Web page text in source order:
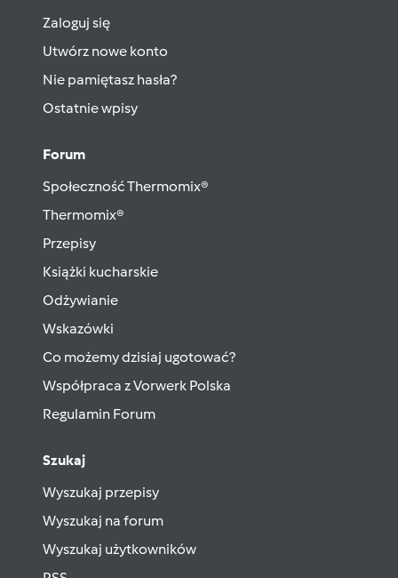
Zaloguj się
Utwórz nowe konto
Nie pamiętasz hasła?
Ostatnie wpisy
Forum
Społeczność Thermomix®
Thermomix®
Przepisy
Książki kucharskie
Odżywianie
Wskazówki
Co możemy dzisiaj ugotować?
Współpraca z Vorwerk Polska
Regulamin Forum
Szukaj
Wyszukaj przepisy
Wyszukaj na forum
Wyszukaj użytkowników